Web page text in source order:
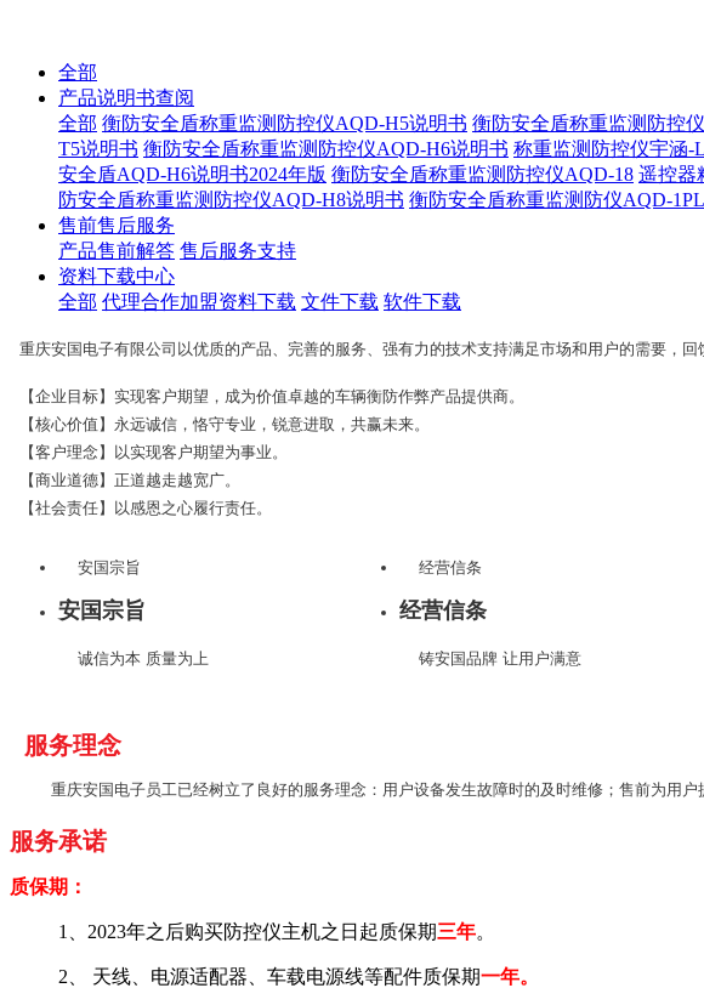
全部
产品说明书查阅
全部 衡防安全盾称重监测防控仪AQD-H5说明书 衡防安全盾称重监测防控
T5说明书 衡防安全盾称重监测防控仪AQD-H6说明书 称重监测防控仪宇涵-
安全盾AQD-H6说明书2024年版 衡防安全盾称重监测防控仪AQD-18 遥控器
防安全盾称重监测防控仪AQD-H8说明书 衡防安全盾称重监测防仪AQD-
售前售后服务
产品售前解答 售后服务支持
资料下载中心
全部 代理合作加盟资料下载 文件下载 软件下载
重庆安国电子有限公司以优质的产品、完善的服务、强有力的技术支持满足市场和用户的需要，
【企业目标】实现客户期望，成为价值卓越的车辆衡防作弊产品提供商。
【核心价值】永远诚信，恪守专业，锐意进取，共赢未来。
【客户理念】以实现客户期望为事业。
【商业道德】正道越走越宽广。
【社会责任】以感恩之心履行责任。
安国宗旨
安国宗旨
诚信为本 质量为上
经营信条
经营信条
铸安国品牌 让用户满意
服务理念
重庆安国电子员工已经树立了良好的服务理念：用户设备发生故障时的及时维修；售前为用
服务承诺
质保期：
1、2023年之后购买防控仪主机之日起质保期三年。
2、 天线、电源适配器、车载电源线等配件质保期一年。